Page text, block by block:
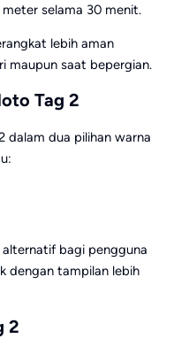
selama 30 menit.
lebih aman
maupun saat bepergian.
Tag 2
dalam dua pilihan warna
bagi pengguna
dengan tampilan lebih
2